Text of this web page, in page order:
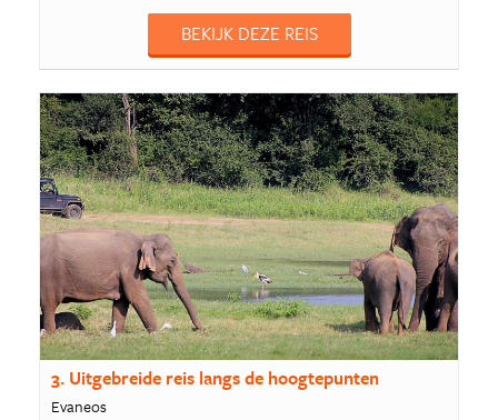
BEKIJK DEZE REIS
3. Uitgebreide reis langs de hoogtepunten
Evaneos